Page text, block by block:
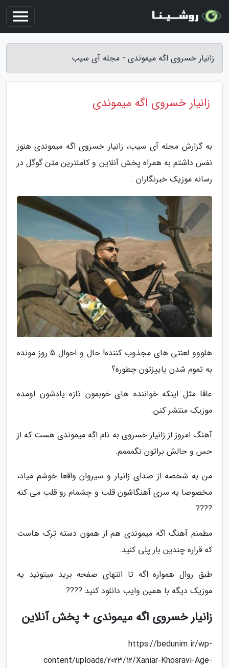
زانیار خسروی اگه میموندی - مجله آی سیب
زانیار خسروی اگه میموندی
به گزارش مجله آی سیب، زانیار خسروی اگه میموندی هنوز
نفس داشتم به همراه پخش آنلاین و کاملترین متن گوگل در
رسانه موزیک خبرنگاران .
هلووو لعنتی های مجذوب کننده! حال و احوال 5 روز مونده
به تموم شدن پاییزتون چطوره؟
عاقا مثل اینکه خواننده های خوبمون تازه یادشون اومده
موزیک منتشر کنن.
آهنگ امروز از زانیار خسروی به نام اگه میموندی هست که از
حس و حالش براتون نگمممم.
من به شخصه از صدای زانیار و سیروان واقعا خوشم میاد،
مخصوصا یه سری آهنگاشون قلب و چشمام رو قلب می کنه
????
مطمنم آهنگ اگه میموندی هم از همون دسته ترک هاست
که قراره چندین بار پلی کنید.
طبق روال همواره اگه تا انتهای صفحه برید میتونید یه
موزیک دیگه با همین وایب دانلود کنید ????
زانیار خسروی اگه میموندی + پخش آنلاین
https://bedunim.ir/wp-
content/uploads/2023/12/Xaniar-Khosravi-Age-